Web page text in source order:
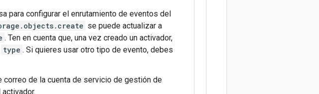
para configurar el enrutamiento de eventos del
se puede actualizar a
. Ten en cuenta que, una vez creado un activador,
type . Si quieres usar otro tipo de evento, debes
correo de la cuenta de servicio de gestión de